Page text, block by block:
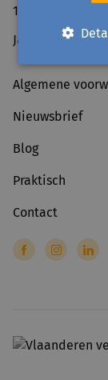
17u of op
Jaarlijkse
Algemene
Nieuwsbrief
Blog
Praktisch
Contact